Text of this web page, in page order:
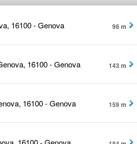
16100 - Genova
98 m
16100 - Genova
143 m
16100 - Genova
159 m